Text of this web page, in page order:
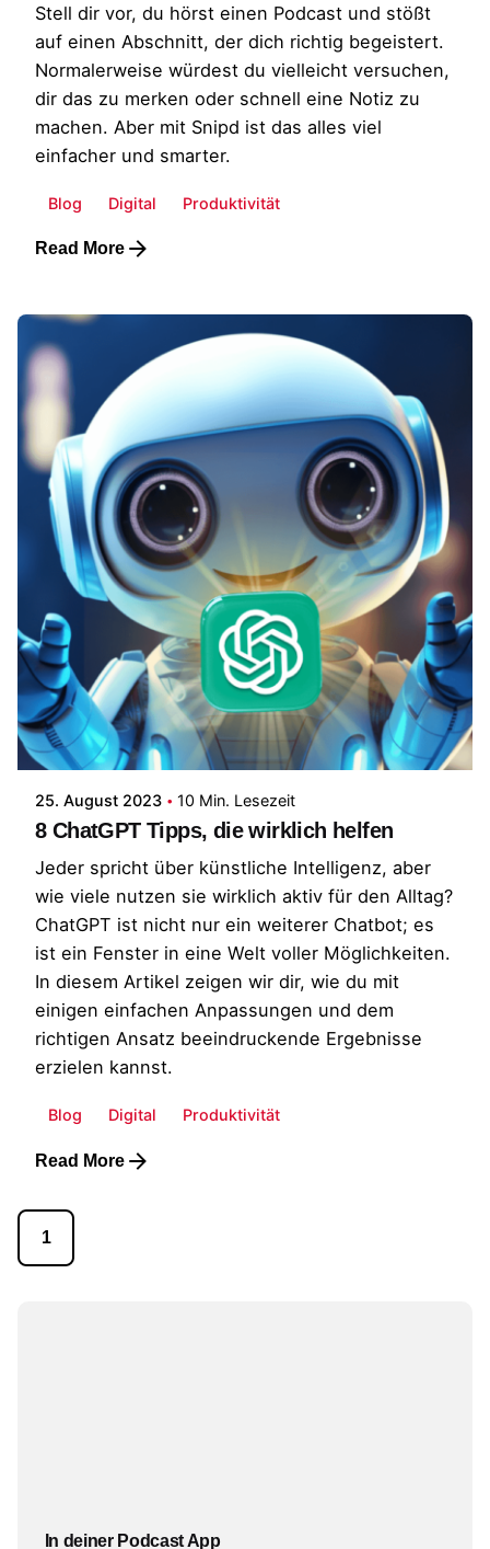
Stell dir vor, du hörst einen Podcast und stößt
auf einen Abschnitt, der dich richtig begeistert.
Normalerweise würdest du vielleicht versuchen,
dir das zu merken oder schnell eine Notiz zu
machen. Aber mit Snipd ist das alles viel
einfacher und smarter.
Blog Digital Produktivität
Read More
Posted by
Patrick
25. August 2023 10 Min. Lesezeit
8 ChatGPT Tipps, die wirklich helfen
Jeder spricht über künstliche Intelligenz, aber
wie viele nutzen sie wirklich aktiv für den Alltag?
ChatGPT ist nicht nur ein weiterer Chatbot; es
ist ein Fenster in eine Welt voller Möglichkeiten.
In diesem Artikel zeigen wir dir, wie du mit
einigen einfachen Anpassungen und dem
richtigen Ansatz beeindruckende Ergebnisse
erzielen kannst.
Blog Digital Produktivität
Read More
1
In deiner Podcast App